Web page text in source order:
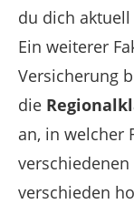
du dich
Ein weiterer
Versicherung
die
an, in welcher
verschieden